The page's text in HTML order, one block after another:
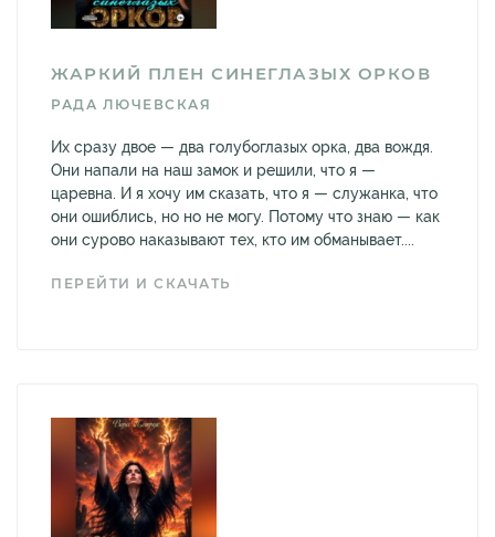
ЖАРКИЙ ПЛЕН СИНЕГЛАЗЫХ ОРКОВ
РАДА ЛЮЧЕВСКАЯ
Их сразу двое — два голубоглазых орка, два вождя.
Они напали на наш замок и решили, что я —
царевна. И я хочу им сказать, что я — служанка, что
они ошиблись, но но не могу. Потому что знаю — как
они сурово наказывают тех, кто им обманывает....
ПЕРЕЙТИ И СКАЧАТЬ